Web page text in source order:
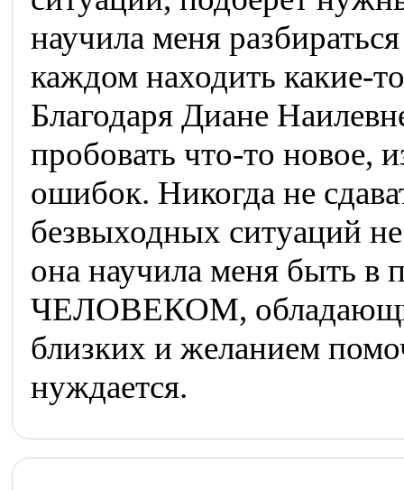
научила меня
каждом находить какие-
Благодаря Диане
пробовать что-то новое,
ошибок. Никогда не
безвыходных ситуаций
она научила меня быть в
ЧЕЛОВЕКОМ,
близких и желанием
нуждается.